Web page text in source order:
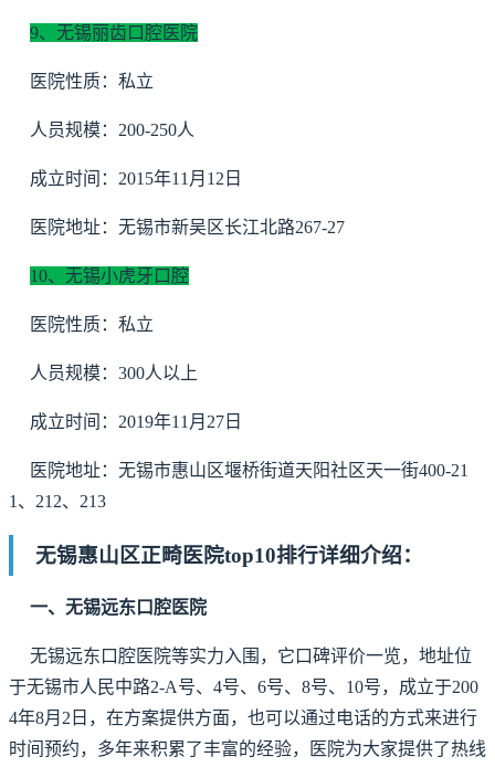
9、无锡丽齿口腔医院
医院性质：私立
人员规模：200-250人
成立时间：2015年11月12日
医院地址：无锡市新吴区长江北路267-27
10、无锡小虎牙口腔
医院性质：私立
人员规模：300人以上
成立时间：2019年11月27日
医院地址：无锡市惠山区堰桥街道天阳社区天一街400-21
1、212、213
无锡惠山区正畸医院top10排行详细介绍：
一、无锡远东口腔医院
无锡远东口腔医院等实力入围，它口碑评价一览，地址位
于无锡市人民中路2-A号、4号、6号、8号、10号，成立于200
4年8月2日，在方案提供方面，也可以通过电话的方式来进行
时间预约，多年来积累了丰富的经验，医院为大家提供了热线